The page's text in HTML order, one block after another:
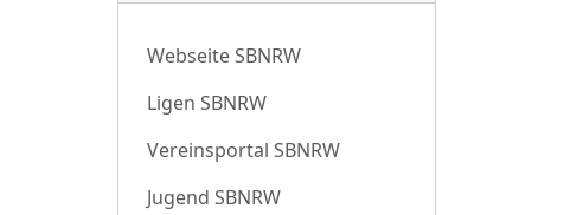
Webseite SBNRW
Ligen SBNRW
Vereinsportal SBNRW
Jugend SBNRW